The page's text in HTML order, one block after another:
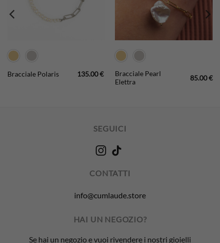
Bracciale Polaris 135.00€
Bracciale Pearl
Elettra
85.00€
SEGUICI
CONTATTI
info@cumlaude.store
HAI UN NEGOZIO?
Se hai un negozio e vuoi rivendere i nostri gioielli